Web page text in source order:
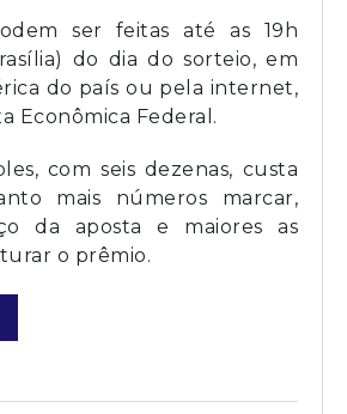
ser feitas até as 19h
do dia do sorteio, em
do país ou pela internet,
Econômica Federal.
com seis dezenas, custa
mais números marcar,
da aposta e maiores as
o prêmio.